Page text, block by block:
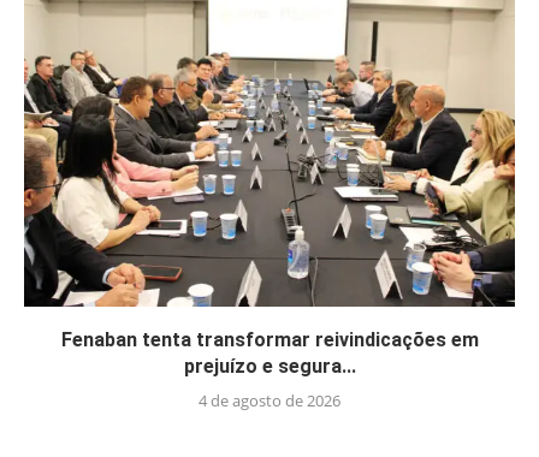
Fenaban tenta transformar reivindicações em
prejuízo e segura...
4 de agosto de 2026